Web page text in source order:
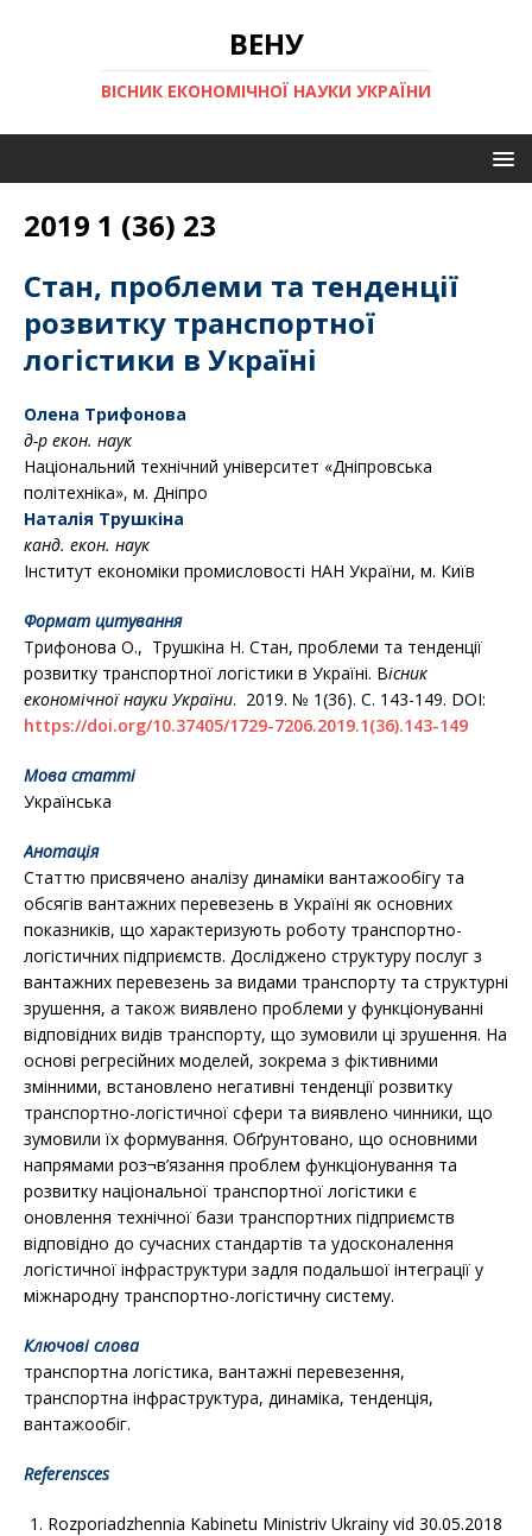
ВЕНУ
ВІСНИК ЕКОНОМІЧНОЇ НАУКИ УКРАЇНИ
2019 1 (36) 23
Стан, проблеми та тенденції
розвитку транспортної
логістики в Україні
Олена Трифонова
д-р екон. наук
Національний технічний університет «Дніпровська
політехніка», м. Дніпро
Наталія Трушкіна
канд. екон. наук
Інститут економіки промисловості НАН України, м. Київ
Формат цитування
Трифонова О., Трушкіна Н. Стан, проблеми та тенденції
розвитку транспортної логістики в Україні. Вісник
економічної науки України. 2019. № 1(36). С. 143-149. DOI:
https://doi.org/10.37405/1729-7206.2019.1(36).143-149
Мова статті
Українська
Анотація
Статтю присвячено аналізу динаміки вантажообігу та
обсягів вантажних перевезень в Україні як основних
показників, що характеризують роботу транспортно-
логістичних підприємств. Досліджено структуру послуг з
вантажних перевезень за видами транспорту та структурні
зрушення, а також виявлено проблеми у функціонуванні
відповідних видів транспорту, що зумовили ці зрушення. На
основі регресійних моделей, зокрема з фіктивними
змінними, встановлено негативні тенденції розвитку
транспортно-логістичної сфери та виявлено чинники, що
зумовили їх формування. Обґрунтовано, що основними
напрямами роз¬в’язання проблем функціонування та
розвитку національної транспортної логістики є
оновлення технічної бази транспортних підприємств
відповідно до сучасних стандартів та удосконалення
логістичної інфраструктури задля подальшої інтеграції у
міжнародну транспортно-логістичну систему.
Ключові слова
транспортна логістика, вантажні перевезення,
транспортна інфраструктура, динаміка, тенденція,
вантажообіг.
Referensces
Rozporiadzhennia Kabinetu Ministriv Ukrainy vid 30.05.2018